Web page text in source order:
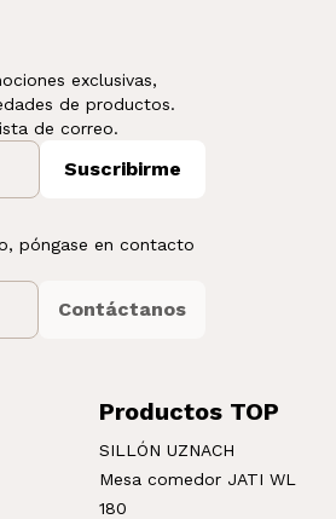
exclusivas,
de productos.
de correo.
Suscribirme
póngase en contacto
Contáctanos
Productos TOP
SILLÓN UZNACH
Mesa comedor JATI WL
180